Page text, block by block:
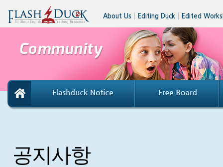
About Us Editing Duck Edited
공지사항